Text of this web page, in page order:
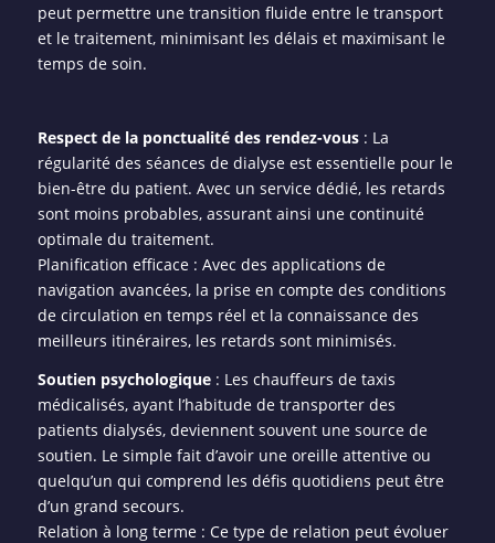
peut permettre une transition fluide entre le transport
et le traitement, minimisant les délais et maximisant le
temps de soin.
Respect de la ponctualité des rendez-vous: La
régularité des séances de dialyse est essentielle pour le
bien-être du patient. Avec un service dédié, les retards
sont moins probables, assurant ainsi une continuité
optimale du traitement.
Planification efficace : Avec des applications de
navigation avancées, la prise en compte des conditions
de circulation en temps réel et la connaissance des
meilleurs itinéraires, les retards sont minimisés.
Soutien psychologique: Les chauffeurs de taxis
médicalisés, ayant l’habitude de transporter des
patients dialysés, deviennent souvent une source de
soutien. Le simple fait d’avoir une oreille attentive ou
quelqu’un qui comprend les défis quotidiens peut être
d’un grand secours.
Relation à long terme : Ce type de relation peut évoluer